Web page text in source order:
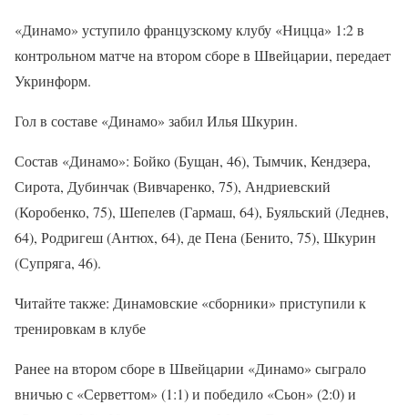
«Динамо» уступило французскому клубу «Ницца» 1:2 в
контрольном матче на втором сборе в Швейцарии, передает
Укринформ.
Гол в составе «Динамо» забил Илья Шкурин.
Состав «Динамо»: Бойко (Бущан, 46), Тымчик, Кендзера,
Сирота, Дубинчак (Вивчаренко, 75), Андриевский
(Коробенко, 75), Шепелев (Гармаш, 64), Буяльский (Леднев,
64), Родригеш (Антюх, 64), де Пена (Бенито, 75), Шкурин
(Супряга, 46).
Читайте также: Динамовские «сборники» приступили к
тренировкам в клубе
Ранее на втором сборе в Швейцарии «Динамо» сыграло
вничью с «Серветтом» (1:1) и победило «Сьон» (2:0) и